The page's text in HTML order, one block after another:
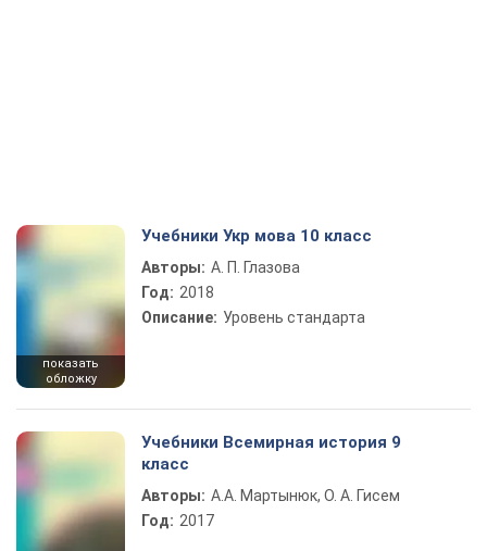
показать
обложку
Учебники Укр мова 10 класс
Авторы: А. П. Глазова
Год: 2018
Описание: Уровень стандарта
Учебники Всемирная история 9
класс
Авторы: А.А. Мартынюк, О. А. Гисем
Год: 2017